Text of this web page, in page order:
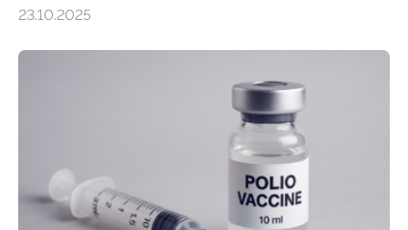
Betroffenen können mit heutigen Methoden geheilt
Dringend benötigt werden zielgerichtete Therapien, die
nur Tumorschwachstellen angreifen und normales
Gewebe verschonen. Forschende um Daniel Merk vom
Hertie-Institut für klinische Hirnforschung am
Universitätsklinikum Tübingen haben eine solche
Schwachstelle im Erbgut einer Untergruppe des
Medulloblastoms gefunden. Die Wilhelm Sander-
23.10.2025